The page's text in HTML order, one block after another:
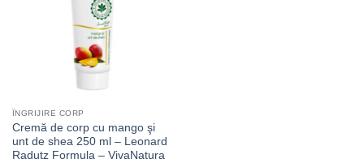
ÎNGRIJIRE CORP
Cremă de corp cu mango şi
unt de shea 250 ml – Leonard
Radutz Formula – VivaNatura